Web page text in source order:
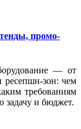
промо-
— от
ресепшн-зон: чем
требованиям
задачу и бюджет.